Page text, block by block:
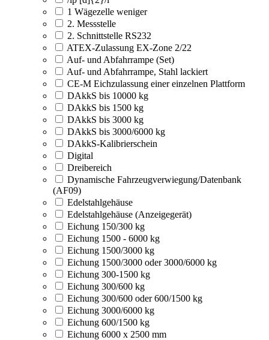
1 Wägezelle weniger
2. Messstelle
2. Schnittstelle RS232
ATEX-Zulassung EX-Zone 2/22
Auf- und Abfahrrampe (Set)
Auf- und Abfahrrampe, Stahl lackiert
CE-M Eichzulassung einer einzelnen Plattform
DAkkS bis 10000 kg
DAkkS bis 1500 kg
DAkkS bis 3000 kg
DAkkS bis 3000/6000 kg
DAkkS-Kalibrierschein
Digital
Dreibereich
Dynamische Fahrzeugverwiegung/Datenbank
(AF09)
Edelstahlgehäuse
Edelstahlgehäuse (Anzeigegerät)
Eichung 150/300 kg
Eichung 1500 - 6000 kg
Eichung 1500/3000 kg
Eichung 1500/3000 oder 3000/6000 kg
Eichung 300-1500 kg
Eichung 300/600 kg
Eichung 300/600 oder 600/1500 kg
Eichung 3000/6000 kg
Eichung 600/1500 kg
Eichung 6000 x 2500 mm